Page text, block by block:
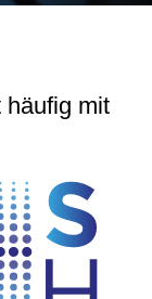
häufig mit